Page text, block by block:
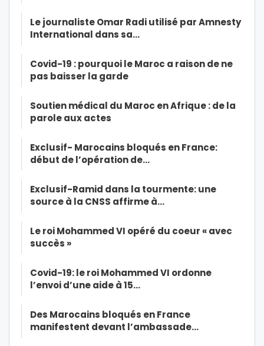
Le journaliste Omar Radi utilisé par Amnesty
International dans sa…
Covid-19 : pourquoi le Maroc a raison de ne
pas baisser la garde
Soutien médical du Maroc en Afrique : de la
parole aux actes
Exclusif- Marocains bloqués en France:
début de l’opération de…
Exclusif-Ramid dans la tourmente: une
source à la CNSS affirme à…
Le roi Mohammed VI opéré du coeur « avec
succès »
Covid-19: le roi Mohammed VI ordonne
l’envoi d’une aide à 15…
Des Marocains bloqués en France
manifestent devant l’ambassade…